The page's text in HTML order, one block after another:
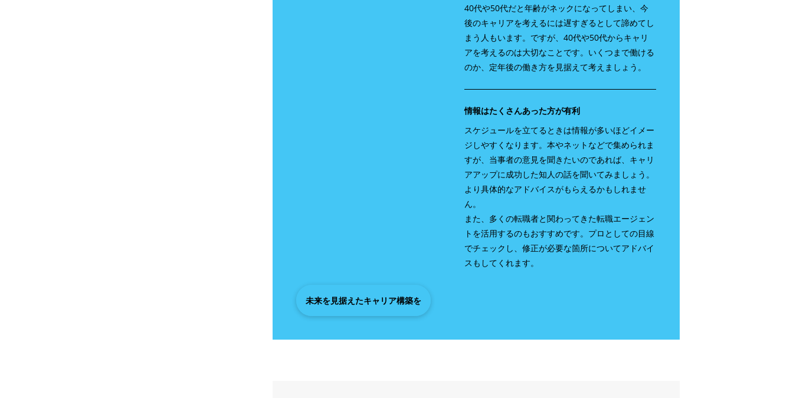
40代や50代だと年齢がネックになってしまい、今
後のキャリアを考えるには遅すぎるとして諦めてし
まう人もいます。ですが、40代や50代からキャリ
アを考えるのは大切なことです。いくつまで働ける
のか、定年後の働き方を見据えて考えましょう。
情報はたくさんあった方が有利
スケジュールを立てるときは情報が多いほどイメー
ジしやすくなります。本やネットなどで集められま
すが、当事者の意見を聞きたいのであれば、キャリ
アアップに成功した知人の話を聞いてみましょう。
より具体的なアドバイスがもらえるかもしれませ
ん。
また、多くの転職者と関わってきた転職エージェン
トを活用するのもおすすめです。プロとしての目線
でチェックし、修正が必要な箇所についてアドバイ
スもしてくれます。
未来を見据えたキャリア構築を